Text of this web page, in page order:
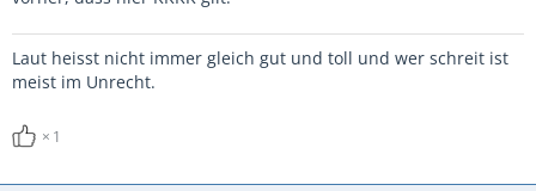
Laut heisst nicht immer gleich gut und toll und wer schreit ist
meist im Unrecht.
1